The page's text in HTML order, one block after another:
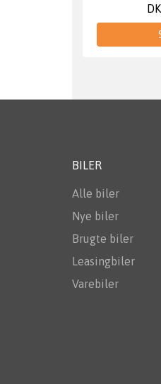
BILER
Alle biler
Nye biler
Brugte biler
Leasingbiler
Varebiler